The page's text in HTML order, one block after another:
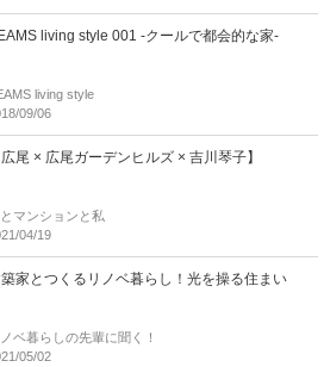
living style 001 -クールで都会的な家-
living style
09/06
広尾 × 広尾ガーデンヒルズ × 吉川琴子】
マンションと私
04/19
家とつくるリノベ暮らし！光を操る住まい
ベ暮らしの先輩に聞く！
05/02